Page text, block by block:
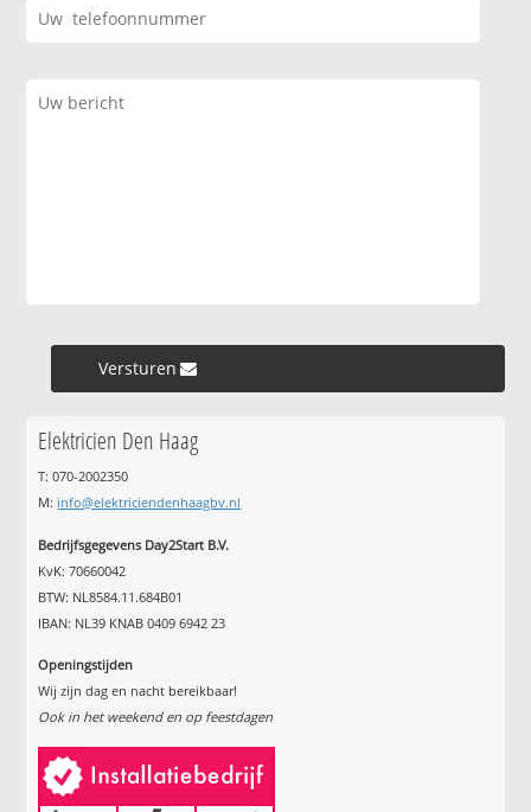
Versturen »
Elektricien Den Haag
T: 070-2002350
M: info@elektriciendenhaagbv.nl
Bedrijfsgegevens Day2Start B.V.
KvK: 70660042
BTW: NL8584.11.684B01
IBAN: NL39 KNAB 0409 6942 23
Openingstijden
Wij zijn dag en nacht bereikbaar!
Ook in het weekend en op feestdagen